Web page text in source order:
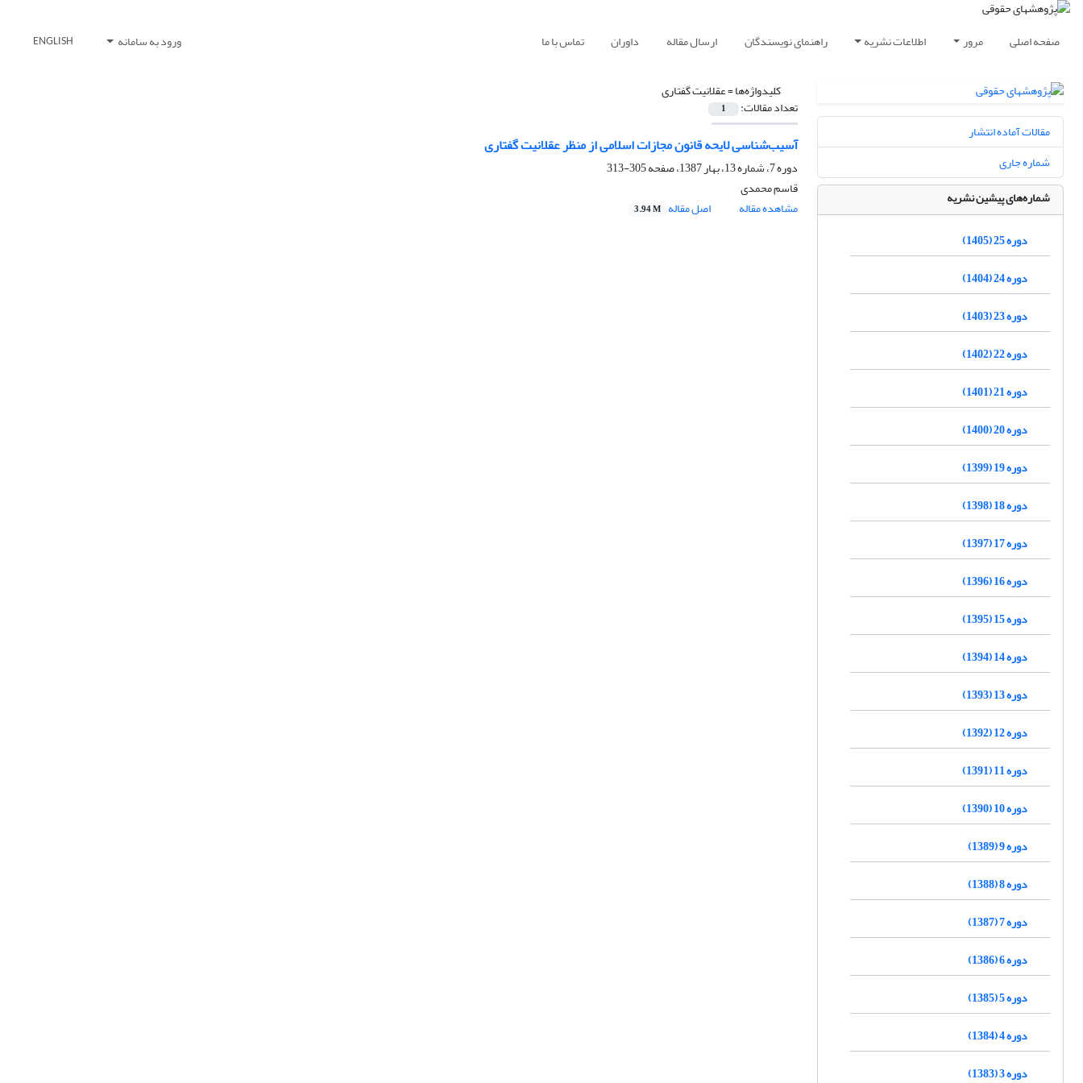
صفحه اصلی مرور اطلاعات نشریه راهنمای نویسندگان ارسال مقاله داوران تماس با ما ورود به سامانه ENGLISH
کلیدواژه‌ها =عقلانیت گفتاری
تعداد مقالات: 1
آسیب‌شناسی لایحه قانون مجازات اسلامی از منظر عقلانیت گفتاری
دوره 7، شماره 13، بهار 1387، صفحه
305-313
قاسم محمدی
مشاهده مقاله
اصل مقاله 3.94 M
مقالات آماده انتشار
شماره جاری
شماره‌های پیشین نشریه
دوره 25 (1405)
دوره 24 (1404)
دوره 23 (1403)
دوره 22 (1402)
دوره 21 (1401)
دوره 20 (1400)
دوره 19 (1399)
دوره 18 (1398)
دوره 17 (1397)
دوره 16 (1396)
دوره 15 (1395)
دوره 14 (1394)
دوره 13 (1393)
دوره 12 (1392)
دوره 11 (1391)
دوره 10 (1390)
دوره 9 (1389)
دوره 8 (1388)
دوره 7 (1387)
دوره 6 (1386)
دوره 5 (1385)
دوره 4 (1384)
دوره 3 (1383)